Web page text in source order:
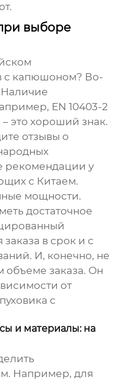
выборе
с капюшоном? Во-
Наличие
EN 10403-2
это хороший знак.
отзывы о
рекомендации у
с Китаем.
мощности.
достаточное
в срок и с
И, конечно, не
объеме заказа. Он
от
пуховика с
и материалы: на
Например, для